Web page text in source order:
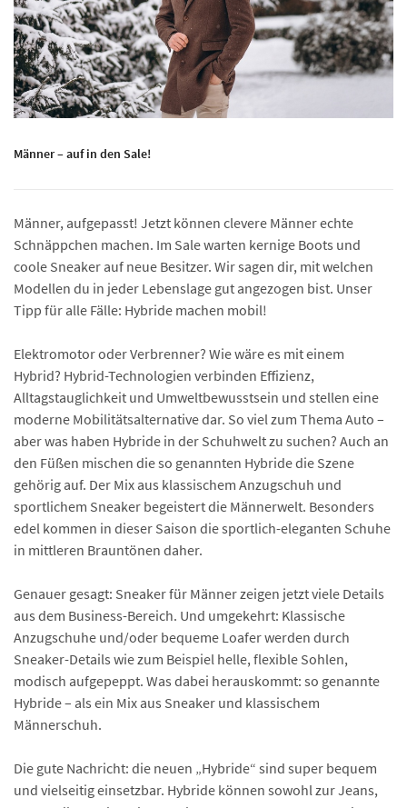
Männer – auf in den Sale!
Männer, aufgepasst! Jetzt können clevere Männer echte
Schnäppchen machen. Im Sale warten kernige Boots und
coole Sneaker auf neue Besitzer. Wir sagen dir, mit welchen
Modellen du in jeder Lebenslage gut angezogen bist. Unser
Tipp für alle Fälle: Hybride machen mobil!
Elektromotor oder Verbrenner? Wie wäre es mit einem
Hybrid? Hybrid-Technologien verbinden Effizienz,
Alltagstauglichkeit und Umwelt­bewusstsein und stellen eine
moderne Mobilitäts­alternative dar. So viel zum Thema Auto –
aber was haben Hybride in der Schuhwelt zu suchen? Auch an
den Füßen mischen die so genannten Hybride die Szene
gehörig auf. Der Mix aus klassischem Anzugschuh und
sportlichem Sneaker begeistert die Männerwelt. Besonders
edel kommen in dieser Saison die sportlich-eleganten Schuhe
in mittleren Brauntönen daher.
Genauer gesagt: Sneaker für Männer zeigen jetzt viele Details
aus dem Business-Bereich. Und umgekehrt: Klassische
Anzugschuhe und/oder bequeme Loafer werden durch
Sneaker-Details wie zum Beispiel helle, flexible Sohlen,
modisch aufgepeppt. Was dabei herauskommt: so genannte
Hybride – als ein Mix aus Sneaker und klassischem
Männerschuh.
Die gute Nachricht: die neuen „Hybride“ sind super bequem
und vielseitig einsetzbar. Hybride können sowohl zur Jeans,